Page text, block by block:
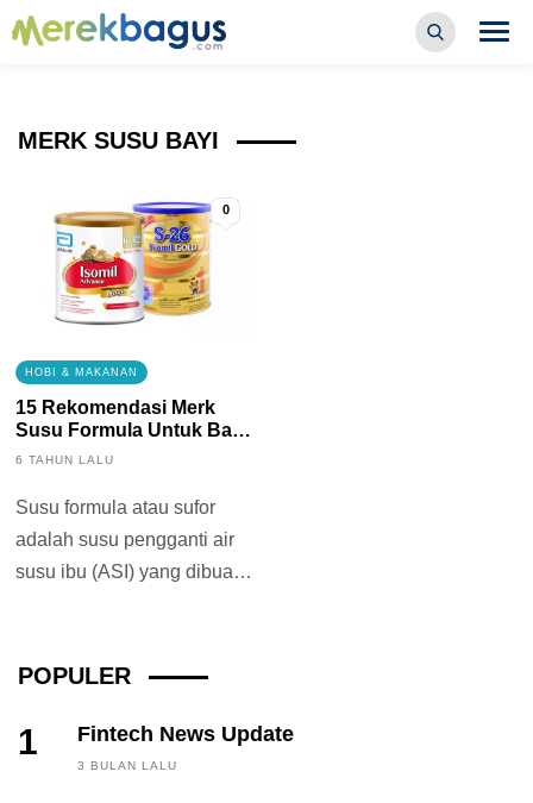
MERK SUSU BAYI
0
HOBI & MAKANAN
15 Rekomendasi Merk
Susu Formula Untuk Bayi
Terbaik
6 TAHUN LALU
Susu formula atau sufor
adalah susu pengganti air
susu ibu (ASI) yang dibuat
POPULER
1 Fintech News Update
3 BULAN LALU